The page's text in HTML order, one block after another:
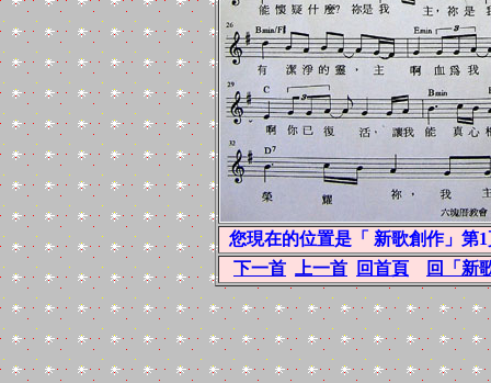
您現在的位置是「 新歌創作」第
下一首
上一首 回首頁 回「新